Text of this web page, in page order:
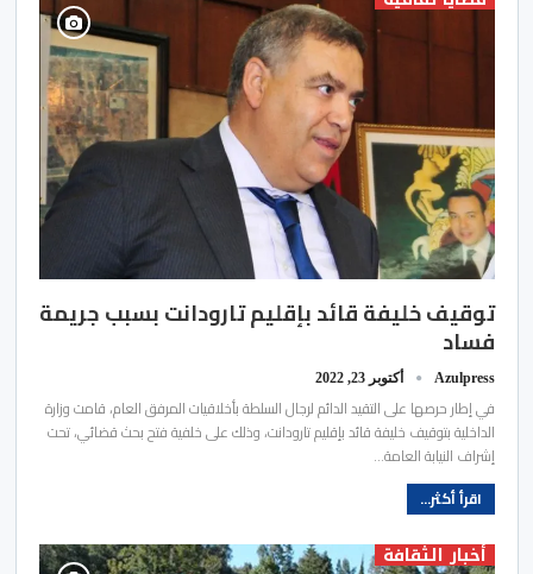
توقيف خليفة قائد بإقليم تارودانت بسبب جريمة
فساد
Azulpress أكتوبر 23, 2022
في إطار حرصها على التقيد الدائم لرجال السلطة بأخلاقيات المرفق العام، قامت وزارة
الداخلية بتوقيف خليفة قائد بإقليم تارودانت، وذلك على خلفية فتح بحث قضائي، تحت
إشراف النيابة العامة…
اقرأ أكثر...
أخبار الثقافة